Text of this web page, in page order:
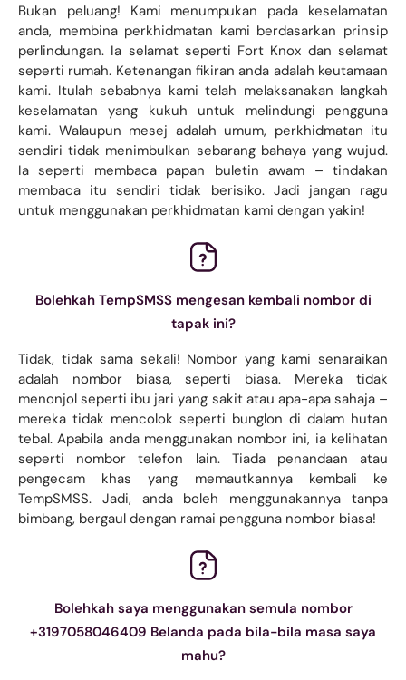
Bukan peluang! Kami menumpukan pada keselamatan
anda, membina perkhidmatan kami berdasarkan prinsip
perlindungan. Ia selamat seperti Fort Knox dan selamat
seperti rumah. Ketenangan fikiran anda adalah keutamaan
kami. Itulah sebabnya kami telah melaksanakan langkah
keselamatan yang kukuh untuk melindungi pengguna
kami. Walaupun mesej adalah umum, perkhidmatan itu
sendiri tidak menimbulkan sebarang bahaya yang wujud.
Ia seperti membaca papan buletin awam – tindakan
membaca itu sendiri tidak berisiko. Jadi jangan ragu
untuk menggunakan perkhidmatan kami dengan yakin!
Bolehkah TempSMSS mengesan kembali nombor di
tapak ini?
Tidak, tidak sama sekali! Nombor yang kami senaraikan
adalah nombor biasa, seperti biasa. Mereka tidak
menonjol seperti ibu jari yang sakit atau apa-apa sahaja –
mereka tidak mencolok seperti bunglon di dalam hutan
tebal. Apabila anda menggunakan nombor ini, ia kelihatan
seperti nombor telefon lain. Tiada penandaan atau
pengecam khas yang memautkannya kembali ke
TempSMSS. Jadi, anda boleh menggunakannya tanpa
bimbang, bergaul dengan ramai pengguna nombor biasa!
Bolehkah saya menggunakan semula nombor
+3197058046409 Belanda pada bila-bila masa saya
mahu?